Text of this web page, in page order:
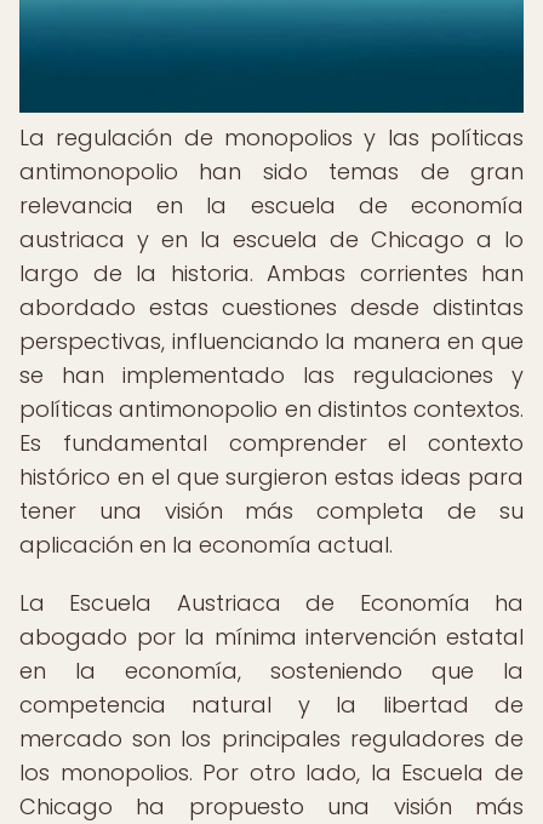
La regulación de monopolios y las políticas
antimonopolio han sido temas de gran
relevancia en la escuela de economía
austriaca y en la escuela de Chicago a lo
largo de la historia. Ambas corrientes han
abordado estas cuestiones desde distintas
perspectivas, influenciando la manera en que
se han implementado las regulaciones y
políticas antimonopolio en distintos contextos.
Es fundamental comprender el contexto
histórico en el que surgieron estas ideas para
tener una visión más completa de su
aplicación en la economía actual.
La Escuela Austriaca de Economía ha
abogado por la mínima intervención estatal
en la economía, sosteniendo que la
competencia natural y la libertad de
mercado son los principales reguladores de
los monopolios. Por otro lado, la Escuela de
Chicago ha propuesto una visión más